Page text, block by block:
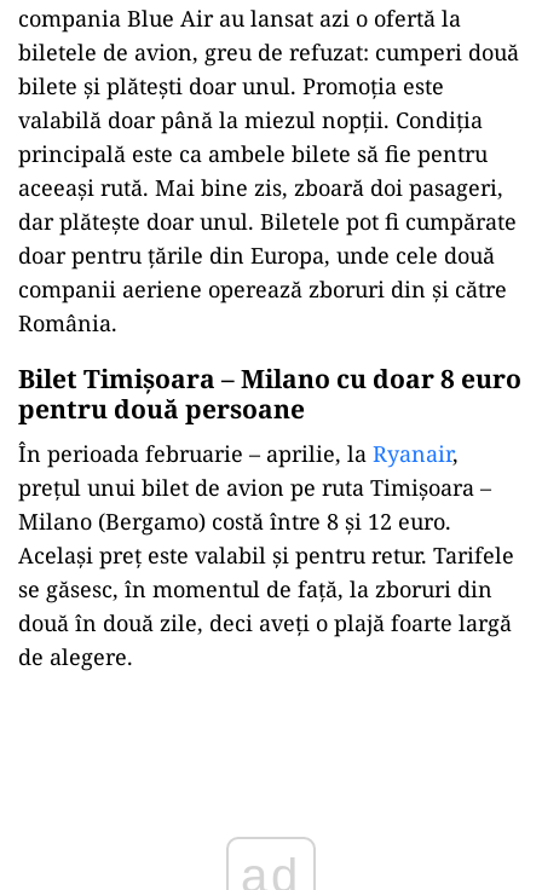
compania Blue Air au lansat azi o ofertă la
biletele de avion, greu de refuzat: cumperi două
bilete și plătești doar unul. Promoția este
valabilă doar până la miezul nopții. Condiția
principală este ca ambele bilete să fie pentru
aceeași rută. Mai bine zis, zboară doi pasageri,
dar plătește doar unul. Biletele pot fi cumpărate
doar pentru țările din Europa, unde cele două
companii aeriene operează zboruri din și către
România.
Bilet Timișoara – Milano cu doar 8 euro
pentru două persoane
În perioada februarie – aprilie, la Ryanair,
prețul unui bilet de avion pe ruta Timișoara –
Milano (Bergamo) costă între 8 și 12 euro.
Același preț este valabil și pentru retur. Tarifele
se găsesc, în momentul de față, la zboruri din
două în două zile, deci aveți o plajă foarte largă
de alegere.